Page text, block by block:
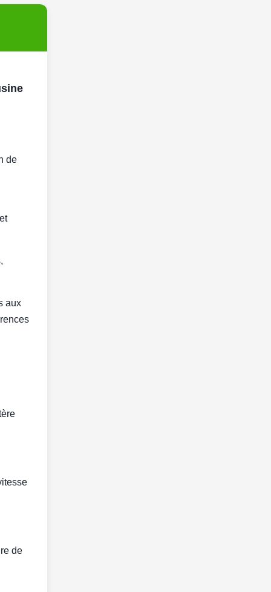
de
aux
de